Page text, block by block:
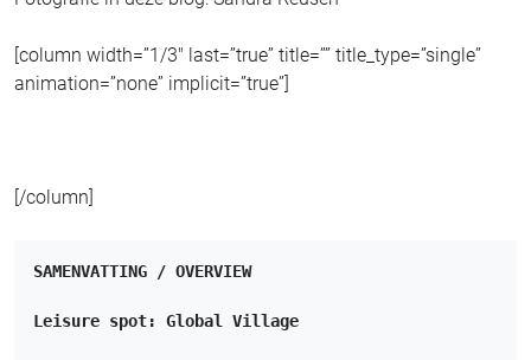
[column width=”1/3″ last=”true” title=”” title_type=”single”
animation=”none” implicit=”true”]
[/column]
SAMENVATTING / OVERVIEW
Leisure spot: Global Village